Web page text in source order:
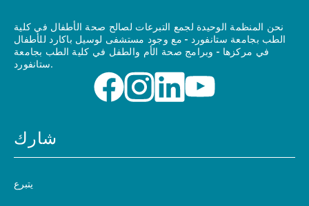
نحن المنظمة الوحيدة لجمع التبرعات لصالح صحة الأطفال في كلية
الطب بجامعة ستانفورد - مع وجود مستشفى لوسيل باكارد للأطفال
في مركزها - وبرامج صحة الأم والطفل في كلية الطب بجامعة
ستانفورد.
شارك
يتبرع